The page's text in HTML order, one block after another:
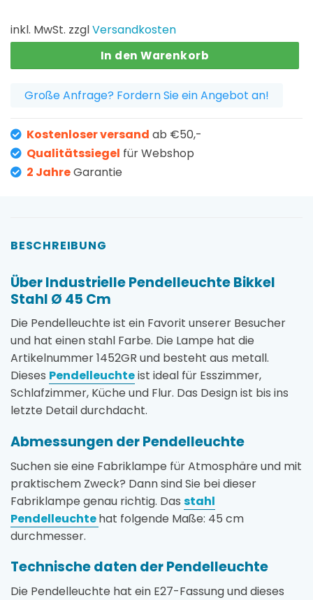
inkl. MwSt. zzglVersandkosten
In den Warenkorb
Große Anfrage? Fordern Sie ein Angebot an!
Kostenloser versand ab €50,-
Qualitätssiegel für Webshop
2 JahreGarantie
BESCHREIBUNG
Über Industrielle Pendelleuchte Bikkel
Stahl Ø 45 Cm
Die Pendelleuchte ist ein Favorit unserer Besucher
und hat einen stahl Farbe. Die Lampe hat die
Artikelnummer 1452GR und besteht aus metall.
Dieses Pendelleuchteist ideal für Esszimmer,
Schlafzimmer, Küche und Flur. Das Design ist bis ins
letzte Detail durchdacht.
Abmessungen der Pendelleuchte
Suchen sie eine Fabriklampe für Atmosphäre und mit
praktischem Zweck? Dann sind Sie bei dieser
Fabriklampe genau richtig. Das stahl
Pendelleuchtehat folgende Maße: 45 cm
durchmesser.
Technische daten der Pendelleuchte
Die Pendelleuchte hat ein E27-Fassung und dieses